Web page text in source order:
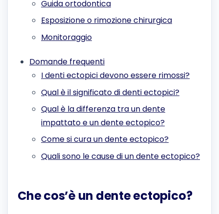
Guida ortodontica
Esposizione o rimozione chirurgica
Monitoraggio
Domande frequenti
I denti ectopici devono essere rimossi?
Qual è il significato di denti ectopici?
Qual è la differenza tra un dente
impattato e un dente ectopico?
Come si cura un dente ectopico?
Quali sono le cause di un dente ectopico?
Che cos’è un dente ectopico?